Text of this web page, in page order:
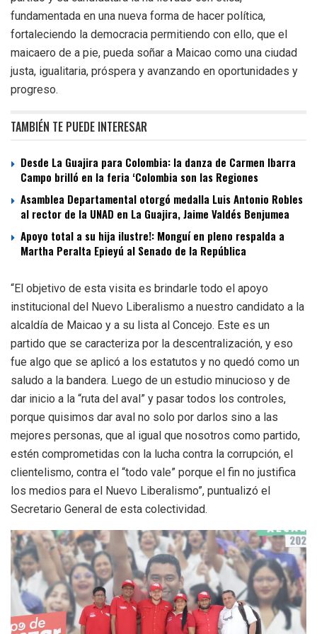
fundamentada en una nueva forma de hacer política,
fortaleciendo la democracia permitiendo con ello, que el
maicaero de a pie, pueda soñar a Maicao como una ciudad
justa, igualitaria, próspera y avanzando en oportunidades y
progreso.
TAMBIÉN TE PUEDE INTERESAR
Desde La Guajira para Colombia: la danza de Carmen Ibarra
Campo brilló en la feria ‘Colombia son las Regiones
Asamblea Departamental otorgó medalla Luis Antonio Robles
al rector de la UNAD en La Guajira, Jaime Valdés Benjumea
Apoyo total a su hija ilustre!: Monguí en pleno respalda a
Martha Peralta Epieyú al Senado de la República
“El objetivo de esta visita es brindarle todo el apoyo
institucional del Nuevo Liberalismo a nuestro candidato a la
alcaldía de Maicao y a su lista al Concejo. Este es un
partido que se caracteriza por la descentralización, y eso
fue algo que se aplicó a los estatutos y no quedó como un
saludo a la bandera. Luego de un estudio minucioso y de
dar inicio a la “ruta del aval” y pasar todos los controles,
porque quisimos dar aval no solo por darlos sino a las
mejores personas, que al igual que nosotros como partido,
estén comprometidas con la lucha contra la corrupción, el
clientelismo, contra el “todo vale” porque el fin no justifica
los medios para el Nuevo Liberalismo”, puntualizó el
Secretario General de esta colectividad.